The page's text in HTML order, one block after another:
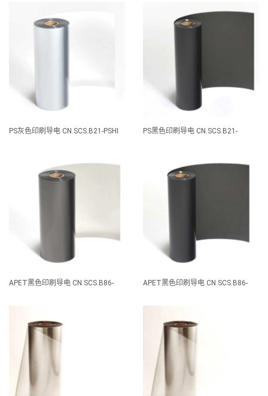
PS灰色印刷导电 CN.SCS.B21-PSHI PS黑色印刷导电 CN.SCS.B21-
APET黑色印刷导电 CN.SCS.B86- APET黑色印刷导电 CN.SCS.B86-